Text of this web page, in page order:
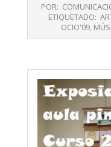
POR:
ETIQUETADO:
OCIO'09,